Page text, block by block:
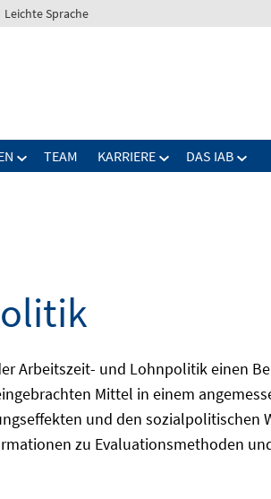
Leichte Sprache
TEAM KARRIERE DAS IAB
Arbeitszeit- und Lohnpolitik einen
Mittel in einem
und den sozialpolitischen
zu Evaluationsmethoden